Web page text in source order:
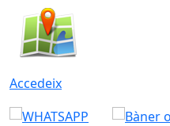
Accedeix